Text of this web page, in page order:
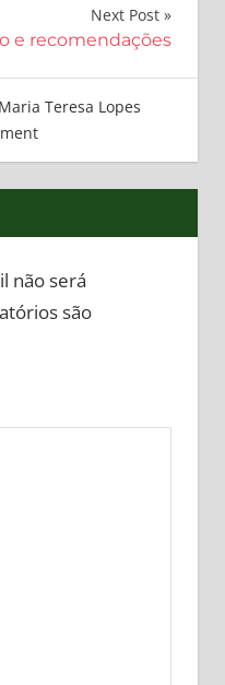
Next Post
e recomendações
Maria Teresa Lopes
não será
são